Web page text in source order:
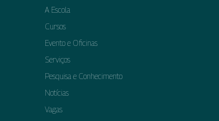
A Escola
Cursos
Evento e Oficinas
Serviços
Pesquisa e Conhecimento
Notícias
Vagas